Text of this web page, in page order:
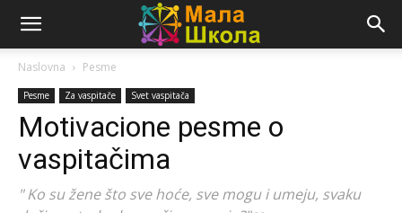
Naslovna Pesme
Pesme Za vaspitače Svet vaspitača
Motivacione pesme o
vaspitačima
" Ko su žene što sve hoće, sve mogu i umeju, svaku